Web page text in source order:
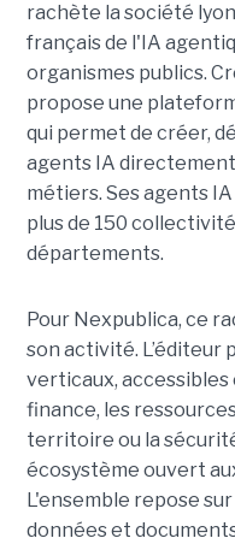
rachète la société
français de l'IA
organismes publics.
propose une
qui permet de créer,
agents IA
métiers. Ses agents
plus de 150
départements.
Pour Nexpublica, ce
son activité. L’éditeur
verticaux, accessibles
finance, les
territoire ou la
écosystème ouvert
L'ensemble repose
données et